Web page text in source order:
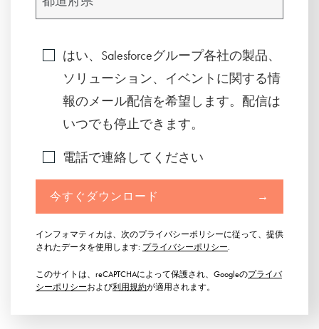
はい、Salesforceグループ各社の製品、
ソリューション、イベントに関する情
報のメール配信を希望します。配信は
いつでも停止できます。
電話で連絡してください
今すぐダウンロード →
インフォマティカは、次のプライバシーポリシーに従って、提供
されたデータを使用します: プライバシーポリシー.
このサイトは、reCAPTCHAによって保護され、Googleのプライバ
シーポリシーおよび利用規約が適用されます。